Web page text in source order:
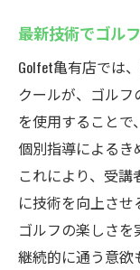
最新技術でゴル
Golfet亀有店では
クールが、ゴル
を使用することで
個別指導によるき
これにより、受
に技術を向上させ
ゴルフの楽しさを
継続的に通う意欲